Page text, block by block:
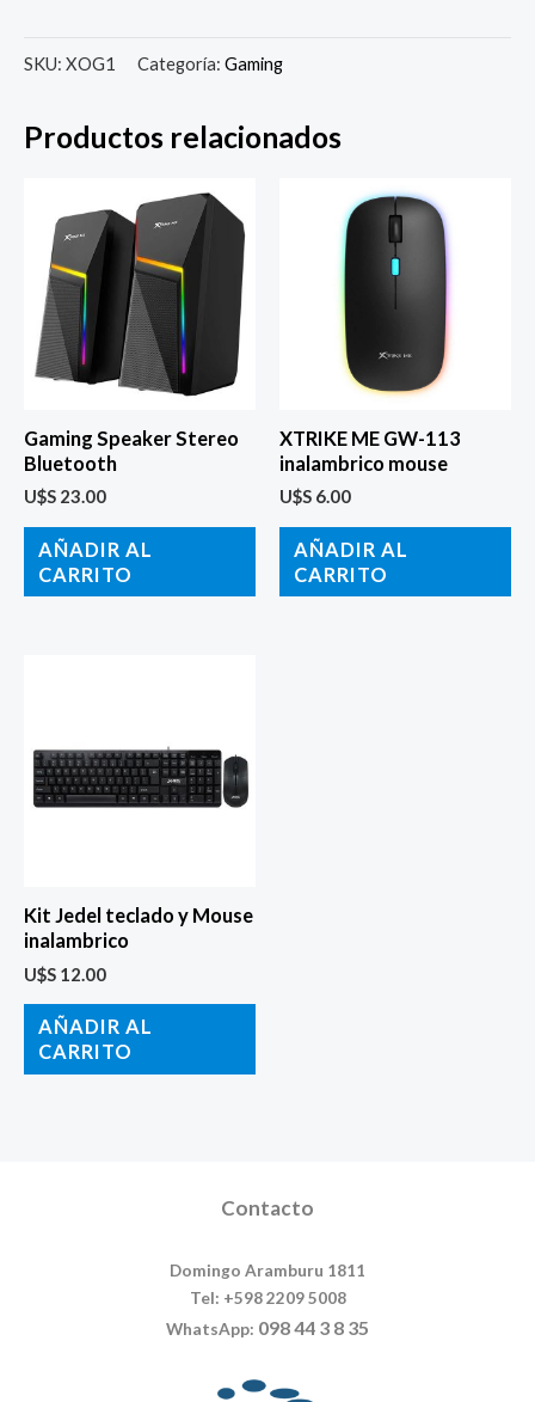
SKU: XOG1 Categoría: Gaming
Productos relacionados
Gaming Speaker Stereo
Bluetooth
U$S 23.00
AÑADIR AL
CARRITO
XTRIKE ME GW-113
inalambrico mouse
U$S 6.00
AÑADIR AL
CARRITO
Kit Jedel teclado y Mouse
inalambrico
U$S 12.00
AÑADIR AL
CARRITO
Contacto
Domingo Aramburu 1811
Tel: +598 2209 5008
WhatsApp: 098 44 3 8 35